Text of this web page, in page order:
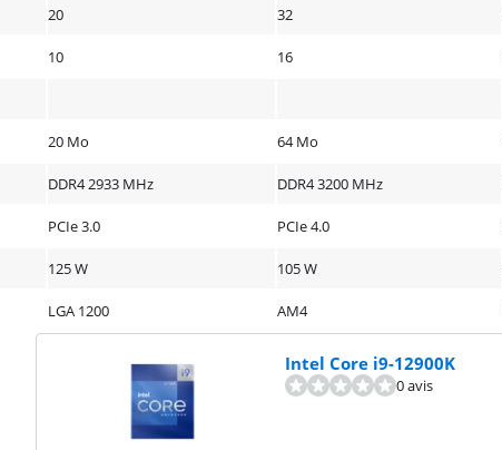
20 32
10 16
20 Mo 64 Mo
DDR4 2933 MHz DDR4 3200 MHz
PCIe 3.0 PCIe 4.0
125 W 105 W
LGA 1200 AM4
Intel Core i9-12900K
0 avis